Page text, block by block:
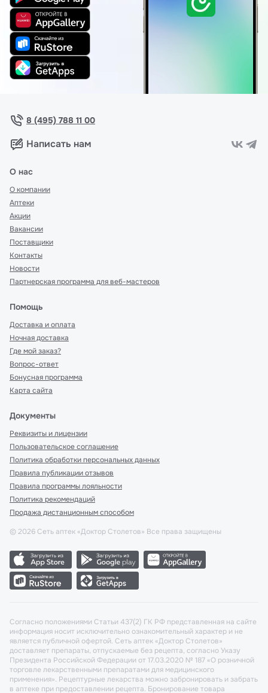
8 (495) 788 11 00
Написать нам
О нас
О компании
Аптеки
Акции
Вакансии
Поставщики
Контакты
Новости
Партнерская программа для веб-мастеров
Помощь
Доставка и оплата
Ночная доставка
Где мой заказ?
Вопрос-ответ
Бонусная программа
Карта сайта
Документы
Реквизиты и лицензии
Пользовательское соглашение
Политика обработки персональных данных
Правила публикации отзывов
Правила программы лояльности
Политика рекомендаций
Продажа дистанционным способом
© 2026 Сеть аптек «Доктор Столетов» Все права защищены
Согласно положениями Статьи 437(2) ГК РФ представленная на сайте
информация носит исключительно ознакомительный характер и не
является публичной офертой. Сеть аптек «Доктор Столетов»
доставляет препараты, отпускаемые без рецепта, согласно Указу
Президента Российской Федерации от 17.03.2020 № 187 «О розничной
торговле лекарственными препаратами для медицинского
применения». Рецептурные лекарства можно забронировать и забрать
в аптеке при предоставлении рецепта. Бронирование товара